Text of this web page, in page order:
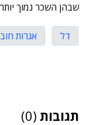
שבהן השכר נמוך
דל אגרות חוב
תגובות (0)